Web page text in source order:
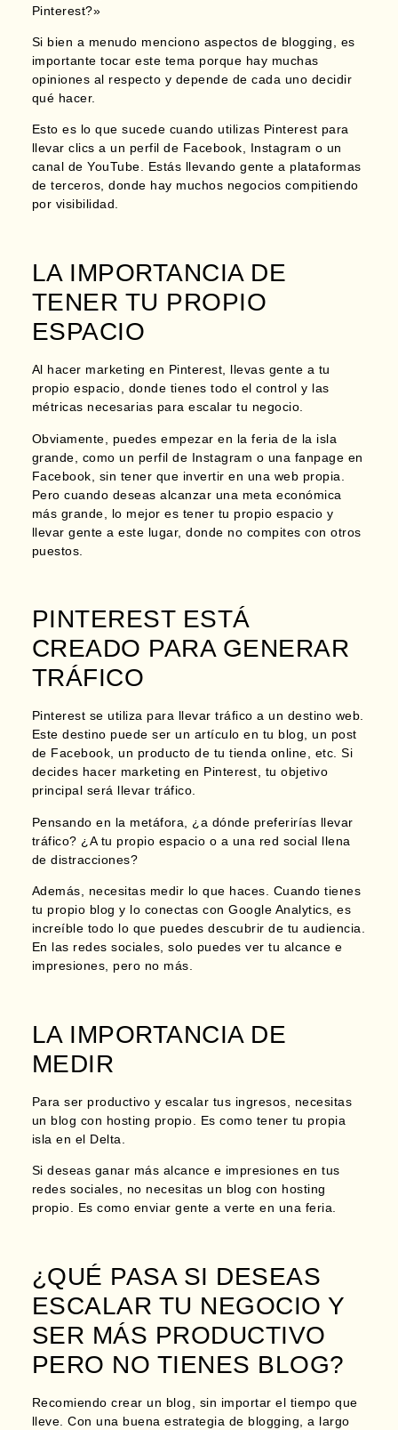
Pinterest?»
Si bien a menudo menciono aspectos de blogging, es
importante tocar este tema porque hay muchas
opiniones al respecto y depende de cada uno decidir
qué hacer.
Esto es lo que sucede cuando utilizas Pinterest para
llevar clics a un perfil de Facebook, Instagram o un
canal de YouTube. Estás llevando gente a plataformas
de terceros, donde hay muchos negocios compitiendo
por visibilidad.
LA IMPORTANCIA DE
TENER TU PROPIO
ESPACIO
Al hacer marketing en Pinterest, llevas gente a tu
propio espacio, donde tienes todo el control y las
métricas necesarias para escalar tu negocio.
Obviamente, puedes empezar en la feria de la isla
grande, como un perfil de Instagram o una fanpage en
Facebook, sin tener que invertir en una web propia.
Pero cuando deseas alcanzar una meta económica
más grande, lo mejor es tener tu propio espacio y
llevar gente a este lugar, donde no compites con otros
puestos.
PINTEREST ESTÁ
CREADO PARA GENERAR
TRÁFICO
Pinterest se utiliza para llevar tráfico a un destino web.
Este destino puede ser un artículo en tu blog, un post
de Facebook, un producto de tu tienda online, etc. Si
decides hacer marketing en Pinterest, tu objetivo
principal será llevar tráfico.
Pensando en la metáfora, ¿a dónde preferirías llevar
tráfico? ¿A tu propio espacio o a una red social llena
de distracciones?
Además, necesitas medir lo que haces. Cuando tienes
tu propio blog y lo conectas con Google Analytics, es
increíble todo lo que puedes descubrir de tu audiencia.
En las redes sociales, solo puedes ver tu alcance e
impresiones, pero no más.
LA IMPORTANCIA DE
MEDIR
Para ser productivo y escalar tus ingresos, necesitas
un blog con hosting propio. Es como tener tu propia
isla en el Delta.
Si deseas ganar más alcance e impresiones en tus
redes sociales, no necesitas un blog con hosting
propio. Es como enviar gente a verte en una feria.
¿QUÉ PASA SI DESEAS
ESCALAR TU NEGOCIO Y
SER MÁS PRODUCTIVO
PERO NO TIENES BLOG?
Recomiendo crear un blog, sin importar el tiempo que
lleve. Con una buena estrategia de blogging, a largo